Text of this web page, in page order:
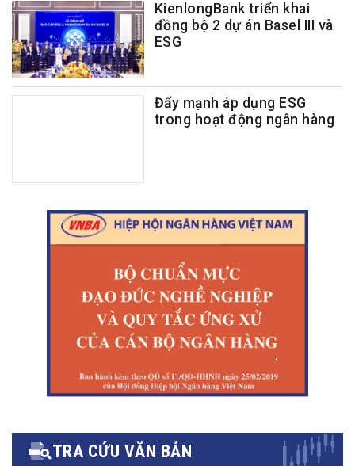
KienlongBank triển khai
đồng bộ 2 dự án Basel III và
ESG
Đẩy mạnh áp dụng ESG
trong hoạt động ngân hàng
TRA CỨU VĂN BẢN